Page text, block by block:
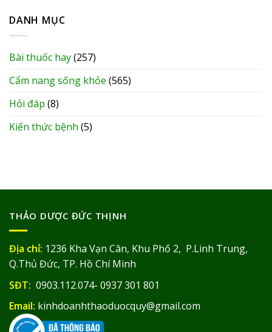
DANH MỤC
Bài thuốc hay(257)
Cẩm nang sống khỏe (565)
Hỏi đáp (8)
Kiến thức bệnh (5)
THẢO DƯỢC ĐỨC THỊNH
Địa chỉ: 1236 Kha Vạn Cân, Khu Phố 2, P.Linh Trung,
Q.Thủ Đức, TP. Hồ Chí Minh
SĐT: 0903.112.074- 0937 301 801
Email: kinhdoanhthaoduocquy@gmail.com